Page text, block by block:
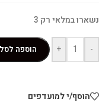
נשארו במלאי רק 3
-
+ הוספה לסל
הוסף/י למועדפים